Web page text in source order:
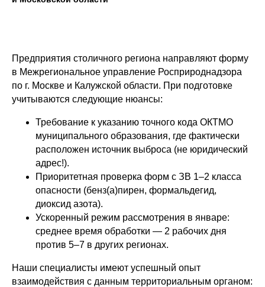
Предприятия столичного региона направляют форму
в Межрегиональное управление Росприроднадзора
по г. Москве и Калужской области. При подготовке
учитываются следующие нюансы:
Требование к указанию точного кода ОКТМО
муниципального образования, где фактически
расположен источник выброса (не юридический
адрес!).
Приоритетная проверка форм с ЗВ 1–2 класса
опасности (бенз(а)пирен, формальдегид,
диоксид азота).
Ускоренный режим рассмотрения в январе:
среднее время обработки — 2 рабочих дня
против 5–7 в других регионах.
Наши специалисты имеют успешный опыт
взаимодействия с данным территориальным органом: